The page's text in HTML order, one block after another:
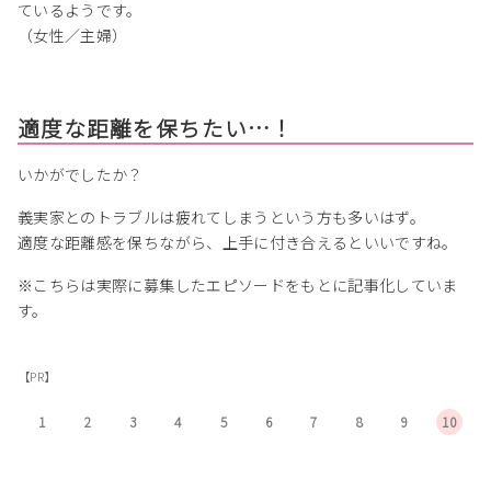
ているようです。
（女性／主婦）
適度な距離を保ちたい…！
いかがでしたか？
義実家とのトラブルは疲れてしまうという方も多いはず。
適度な距離感を保ちながら、上手に付き合えるといいですね。
※こちらは実際に募集したエピソードをもとに記事化していま
す。
【PR】
1 2 3 4 5 6 7 8 9 10